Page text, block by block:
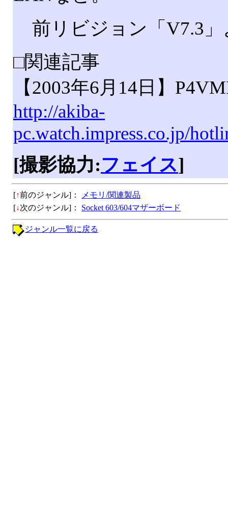
前リビジョン「V7.3」
□関連記事
【2003年6月14日】
http://akiba-
pc.watch.impress.co.jp/
[撮影協力:フェイス]
[↑前のジャンル]：
メモリ/関連製品
[↓次のジャンル]： Socket 603/604マザーボード
ジャンル一覧に戻る